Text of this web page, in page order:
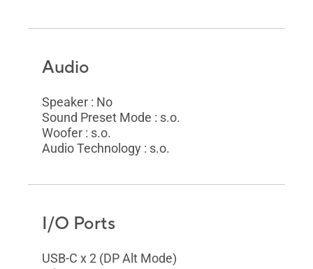
Audio
Speaker : No
Sound Preset Mode : s.o.
Woofer : s.o.
Audio Technology : s.o.
I/O Ports
USB-C x 2 (DP Alt Mode)